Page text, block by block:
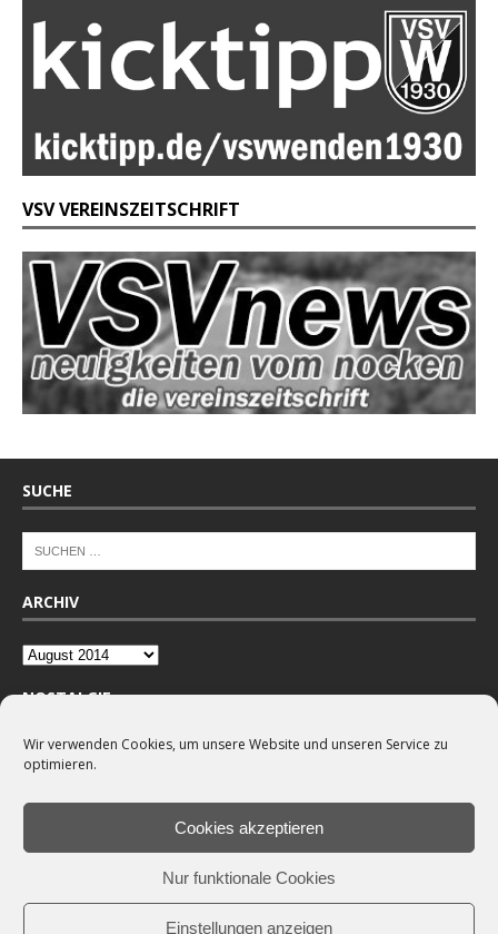
Wir verwenden Cookies, um unsere Website und unseren Service zu
optimieren.
Cookies akzeptieren
Nur funktionale Cookies
Einstellungen anzeigen
VSV VEREINSZEITSCHRIFT
SUCHE
ARCHIV
NOSTALGIE